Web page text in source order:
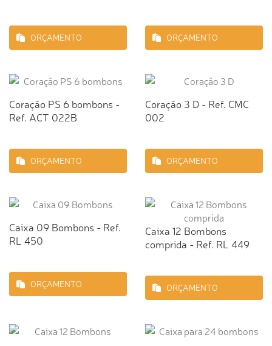
ORÇAMENTO ORÇAMENTO
Coração PS 6 bombons -
Ref. ACT 022B
ORÇAMENTO
Coração 3 D - Ref. CMC
002
ORÇAMENTO
Caixa 09 Bombons - Ref.
RL 450
ORÇAMENTO
Caixa 12 Bombons
comprida - Ref. RL 449
ORÇAMENTO